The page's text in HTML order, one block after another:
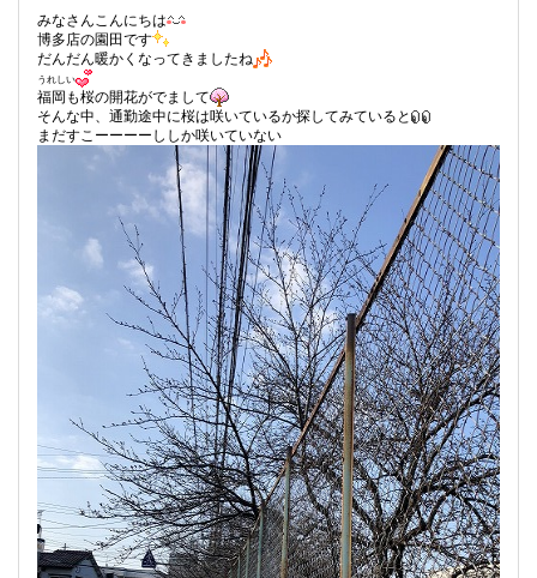
みなさんこんにちは
博多店の園田です
だんだん暖かくなってきましたね
うれしい
福岡も桜の開花がでまして
そんな中、通勤途中に桜は咲いているか探してみていると
まだすこーーーーししか咲いていない